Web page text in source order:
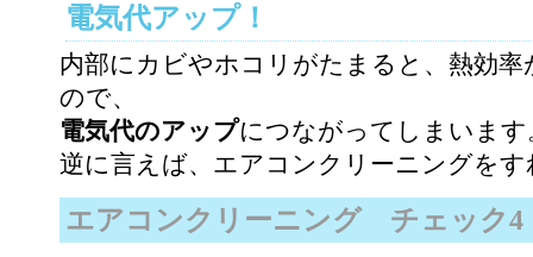
電気代アップ！
内部にカビやホコリがたまると、熱効率
ので、
電気代のアップにつながってしまいます
逆に言えば、エアコンクリーニングを
エアコンクリーニング チェック4